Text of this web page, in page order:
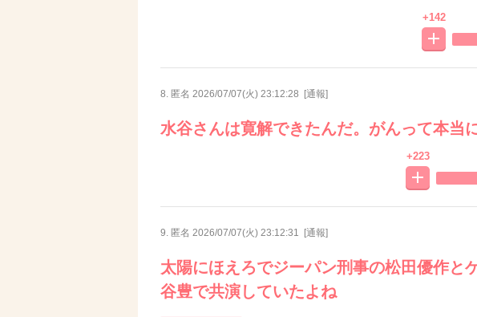
+142
8. 匿名 2026/07/07(火) 23:12:28 [通報]
水谷さんは寛解できたんだ。がんって本当
+223
9. 匿名 2026/07/07(火) 23:12:31 [通報]
太陽にほえろでジーパン刑事の松田優作と
谷豊で共演していたよね